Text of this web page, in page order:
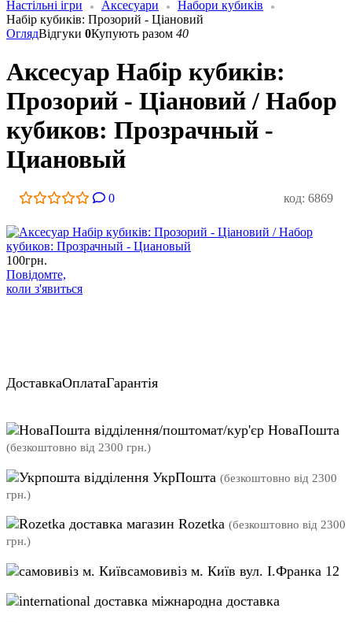
Настільні ігри Аксесуари
Набори кубиків
Набір кубиків: Прозорий - Ціановий
ОглядВідгуки 0Купують разом 40
Аксесуар Набір кубиків:
Прозорий - Ціановий / Набор
кубиков: Прозрачный -
Циановый
0 код: 6869
100грн.
Повідомте,
коли з'явиться
ДоставкаОплатаГарантія
відділення/поштомат/кур'єр НоваПошта
(безкоштовно від 2300 грн.)
відділення УкрПошта (безкоштовно від 2300
грн.)
магазин Rozetka (безкоштовно від 2300
грн.)
самовивіз м. Київ вул. І.Франка 12
міжнародна доставка